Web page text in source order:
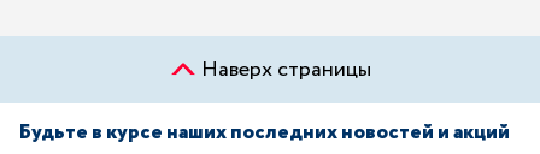
Наверх страницы
Будьте в курсе наших последних новостей и акций